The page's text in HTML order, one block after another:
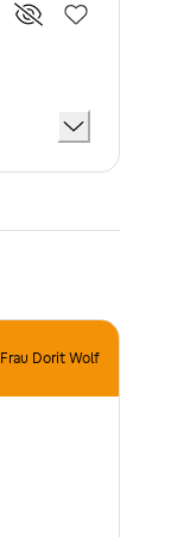
Frau Dorit Wolf